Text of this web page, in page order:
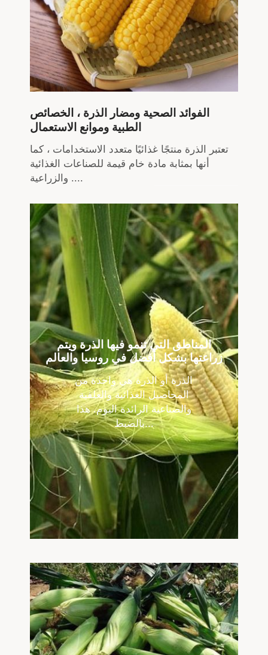
الفوائد الصحية ومضار الذرة ، الخصائص
الطبية وموانع الاستعمال
تعتبر الذرة منتجًا غذائيًا متعدد الاستخدامات ، كما
أنها بمثابة مادة خام قيمة للصناعات الغذائية
والزراعية ....
المناطق التي تنمو فيها الذرة ويتم
زراعتها بشكل أفضل في روسيا والعالم
الذرة أو الذرة هي واحدة من
المحاصيل الغذائية والعلفية
والصناعية الرائدة اليوم. هذا
بالضبط...